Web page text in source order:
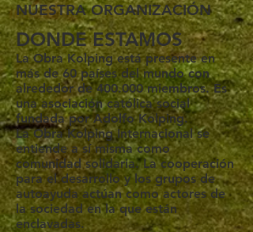
NUESTRA ORGANIZACIÓN
DONDE ESTAMOS
La Obra Kolping está presente en
más de 60 países del mundo con
alrededor de 400.000 miembros. Es
una asociación católica social
fundada por Adolfo Kolping.
La Obra Kolping Internacional se
entiende a sí misma como
comunidad solidaria. La cooperación
para el desarrollo y los grupos de
autoayuda actúan como actores de
la sociedad en la que están
enclavadas.